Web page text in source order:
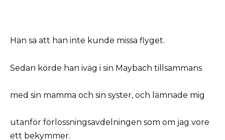
Han sa att han inte kunde missa flyget.
Sedan körde han iväg i sin Maybach tillsammans
med sin mamma och sin syster, och lämnade mig
utanför förlossningsavdelningen som om jag vore
ett bekymmer.